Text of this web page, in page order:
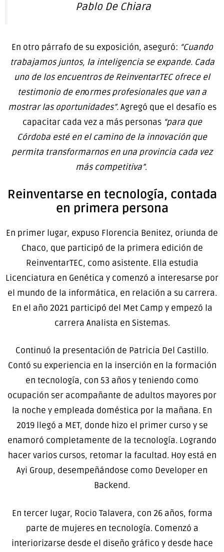
Pablo De Chiara
En otro párrafo de su exposición, aseguró: “Cuando
trabajamos juntos, la inteligencia se expande. Cada
uno de los encuentros de ReinventarTEC ofrece el
testimonio de enormes profesionales que van a
mostrar las oportunidades”.Agregó que el desafío es
capacitar cada vez a más personas“para que
Córdoba esté en el camino de la innovación que
permita transformarnos en una provincia cada vez
más competitiva”.
Reinventarse en tecnología, contada
en primera persona
En primer lugar, expuso Florencia Benitez, oriunda de
Chaco, que participó de la primera edición de
ReinventarTEC, como asistente. Ella estudia
Licenciatura en Genética y comenzó a interesarse por
el mundo de la informática, en relación a su carrera.
En el año 2021 participó del Met Camp y empezó la
carrera Analista en Sistemas.
Continuó la presentación de Patricia Del Castillo.
Contó su experiencia en la inserción en la formación
en tecnología, con 53 años y teniendo como
ocupación ser acompañante de adultos mayores por
la noche y empleada doméstica por la mañana. En
2019 llegó a MET, donde hizo el primer curso y se
enamoró completamente de la tecnología. Logrando
hacer varios cursos, retomar la facultad. Hoy está en
Ayi Group, desempeñándose como Developer en
Backend.
En tercer lugar, Rocio Talavera, con 26 años, forma
parte de mujeres en tecnología. Comenzó a
interiorizarse desde el diseño gráfico y desde hace